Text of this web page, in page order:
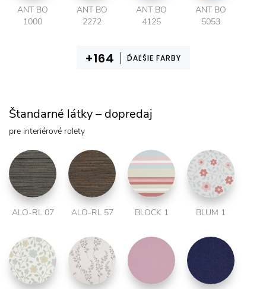
ANT BO
1000
ANT BO
2272
ANT BO
4125
ANT BO
5053
ĎAĽŠIE FARBY
Štandarné látky – dopredaj
pre interiérové rolety
ALO-RL 07 ALO-RL 57 BLOCK 1 BLUM 1